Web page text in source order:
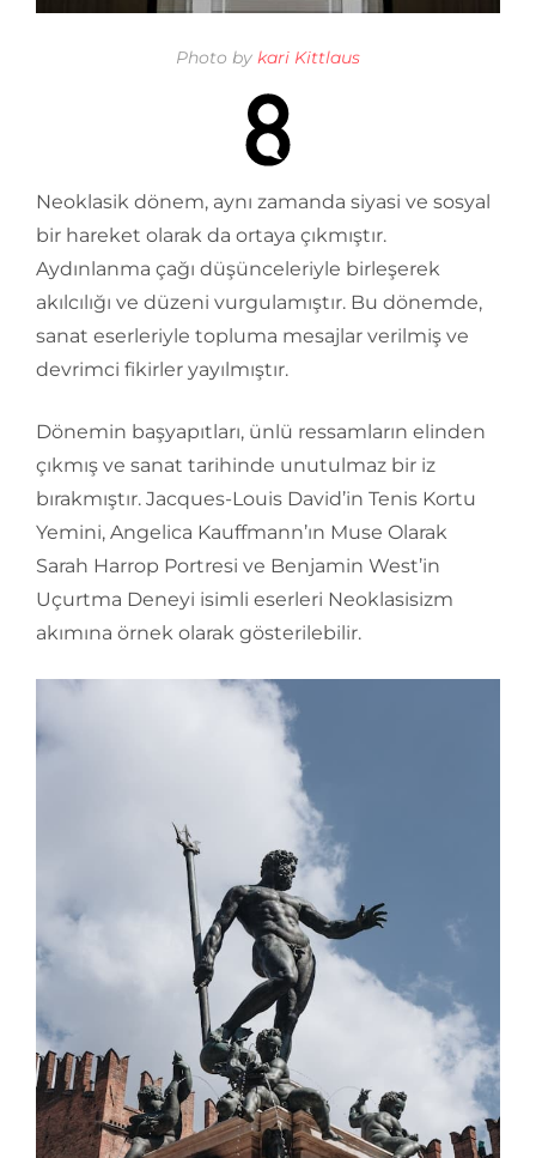
Photo by kari Kittlaus
Neoklasik dönem, aynı zamanda siyasi ve sosyal
bir hareket olarak da ortaya çıkmıştır.
Aydınlanma çağı düşünceleriyle birleşerek
akılcılığı ve düzeni vurgulamıştır. Bu dönemde,
sanat eserleriyle topluma mesajlar verilmiş ve
devrimci fikirler yayılmıştır.
Dönemin başyapıtları, ünlü ressamların elinden
çıkmış ve sanat tarihinde unutulmaz bir iz
bırakmıştır. Jacques-Louis David’in Tenis Kortu
Yemini, Angelica Kauffmann’ın Muse Olarak
Sarah Harrop Portresi ve Benjamin West’in
Uçurtma Deneyi isimli eserleri Neoklasisizm
akımına örnek olarak gösterilebilir.